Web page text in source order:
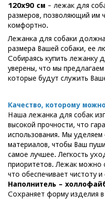
120х90 см - лежак для
размеров, позволяющий им
комфортно.
Лежанка для собаки
размера Вашей собаки, ее
Собираясь купить лежанку
уверены, что мы
которые будут служить
Качество, которому
Наша лежанка для собак
высокой прочности, что
использования. Мы уделяем
материалов, чтобы Ваш
самое лучшее. Легкость
приоритетов. Лежак можно
что обеспечивает чистоту и
Наполнитель –
Сохраняет форму изделия